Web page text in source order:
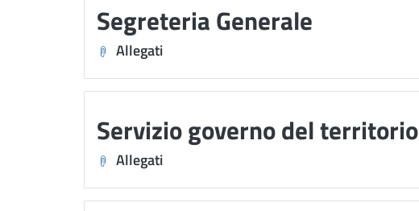
Segreteria Generale
Allegati
Servizio governo del territorio
Allegati